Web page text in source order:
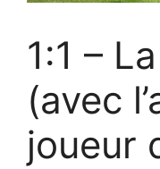
1:1 –
(avec
joueur